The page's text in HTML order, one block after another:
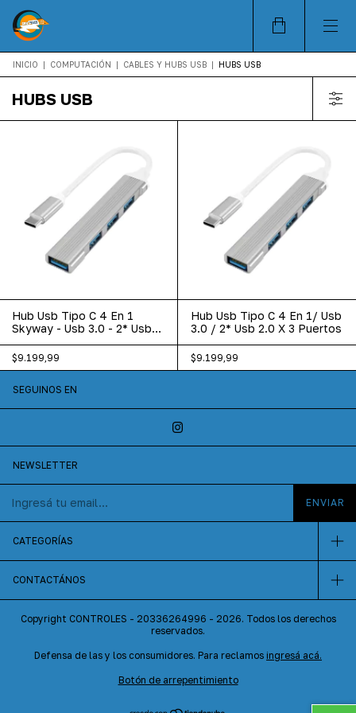
INICIO | COMPUTACIÓN | CABLES Y HUBS USB | HUBS USB
HUBS USB
Hub Usb Tipo C 4 En 1
Skyway - Usb 3.0 - 2* Usb
$9.199,99
Hub Usb Tipo C 4 En 1/ Usb
3.0 / 2* Usb 2.0 X 3 Puertos
$9.199,99
SEGUINOS EN
NEWSLETTER
CATEGORÍAS
CONTACTÁNOS
Copyright CONTROLES - 20336264996 - 2026. Todos los derechos
reservados.
Defensa de las y los consumidores. Para reclamos ingresá acá.
Botón de arrepentimiento